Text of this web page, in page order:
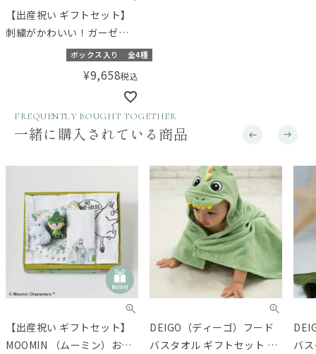
【出産祝い ギフトセット】
刺繍がかわいい！ガーゼお
くるみ＆スタイと布おもち
ゃのセット【ギフトボック
ス入り】／Amingオリジナ
ボックス入り 全4種
¥9,658税込
FREQUENTLY BOUGHT TOGETHER
一緒に購入されている商品
【出産祝い ギフトセット】
MOOMIN （ムーミン）おぼ
DEIGO（ディーゴ）フード
バスタオル ギフトセット ザ
バ